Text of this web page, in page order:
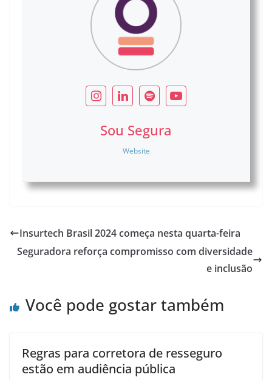
Sou Segura
Website
Insurtech Brasil 2024 começa nesta quarta-feira
Seguradora reforça compromisso com diversidade
e inclusão
Você pode gostar também
Regras para corretora de resseguro
estão em audiência pública